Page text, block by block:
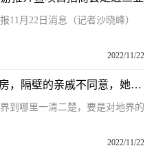
11月22日消息（记者沙晓峰）
2022/11/22
热门：海南一女子在楼外盖厨房，隔壁的亲戚不同意，她觉得被对方欺负
到哪里一清二楚，要是对地界的
2022/11/22